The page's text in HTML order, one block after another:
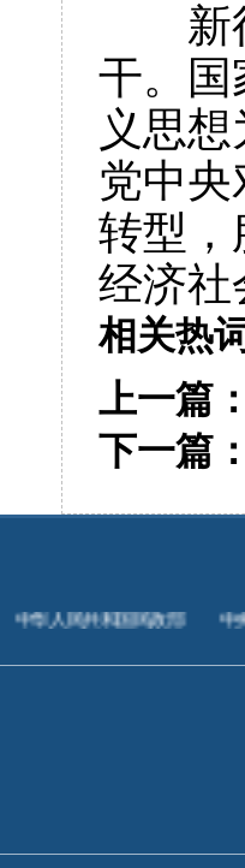
新征
干。国
义思
党中
转型，
经济社
相关热
上一篇
下一篇
中华人民共和国民政部 中